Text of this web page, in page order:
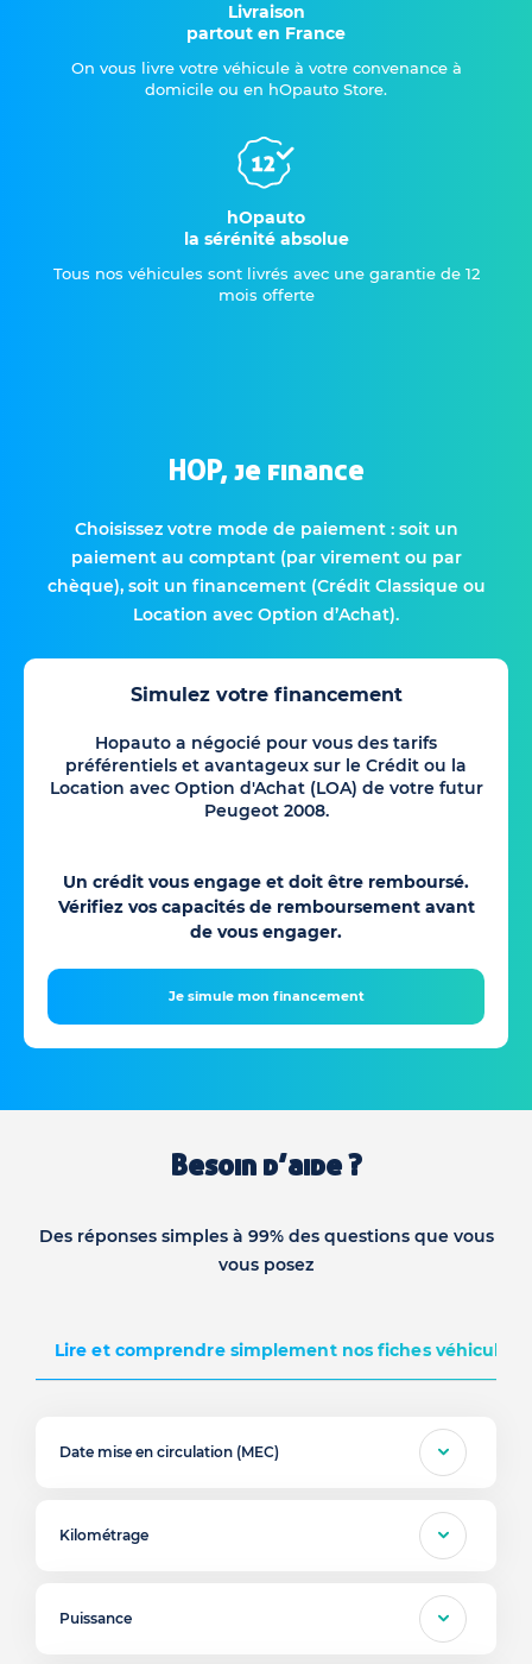
Livraison
partout en France
On vous livre votre véhicule à votre convenance à
domicile ou en hOpauto Store.
hOpauto
la sérénité absolue
Tous nos véhicules sont livrés avec une garantie de 12
mois offerte
HOP, je finance
Choisissez votre mode de paiement : soit un
paiement au comptant (par virement ou par
chèque), soit un financement (Crédit Classique ou
Location avec Option d’Achat).
Simulez votre financement
Hopauto a négocié pour vous des tarifs
préférentiels et avantageux sur le Crédit ou la
Location avec Option d'Achat (LOA) de votre futur
Peugeot 2008.
Un crédit vous engage et doit être remboursé.
Vérifiez vos capacités de remboursement avant
de vous engager.
Je simule mon financement
Besoin d’aide ?
Des réponses simples à 99% des questions que vous
vous posez
Lire et comprendre simplement nos fiches véhicules
Date mise en circulation (MEC)
Kilométrage
Puissance